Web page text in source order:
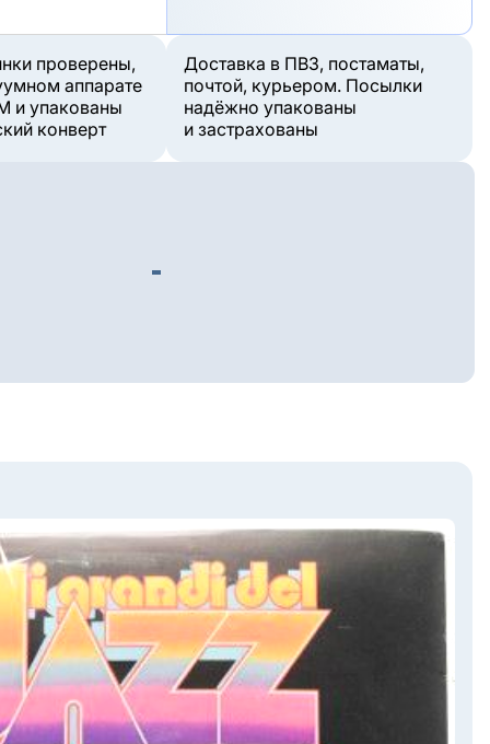
проверены,
аппарате
и упакованы
конверт
Доставка в ПВЗ, постаматы,
почтой, курьером. Посылки
надёжно упакованы
и застрахованы